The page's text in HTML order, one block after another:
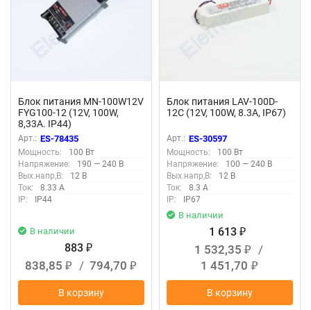
Блок питания MN-100W12V
FYG100-12 (12V, 100W,
8,33A. IP44)
Арт.: ES-78435
Мощность:
100 Вт
Напряжение:
190 — 240 В
Вых.напр,В:
12 В
Ток:
8.33 А
IP:
IP44
В наличии
883 ₽
838,85 ₽ / 794,70 ₽
В корзину
Блок питания LAV-100D-
12C (12V, 100W, 8.3A, IP67)
Арт.: ES-30597
Мощность:
100 Вт
Напряжение:
100 — 240 В
Вых.напр,В:
12 В
Ток:
8.3 А
IP:
IP67
В наличии
1 613 ₽
1 532,35 ₽
/
1 451,70 ₽
В корзину